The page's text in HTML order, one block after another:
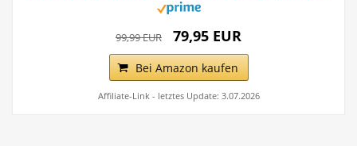
99,99 EUR 79,95 EUR
Bei Amazon kaufen
Affiliate-Link - letztes Update: 3.07.2026